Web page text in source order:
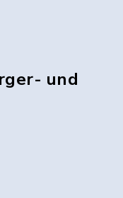
und